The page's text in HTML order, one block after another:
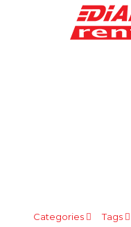
Categories Tags